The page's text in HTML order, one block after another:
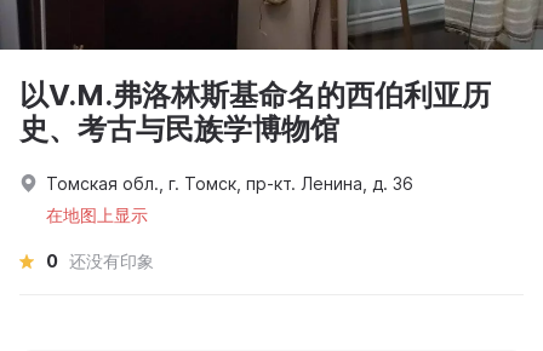
以V.М.弗洛林斯基命名的西伯利亚历
史、考古与民族学博物馆
Томская обл., г. Томск, пр-кт. Ленина, д. 36
在地图上显示
0 还没有印象